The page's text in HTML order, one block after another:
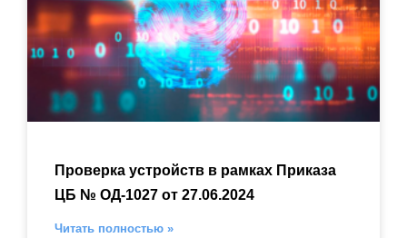
Проверка устройств в рамках Приказа
ЦБ № ОД-1027 от 27.06.2024
Читать полностью »